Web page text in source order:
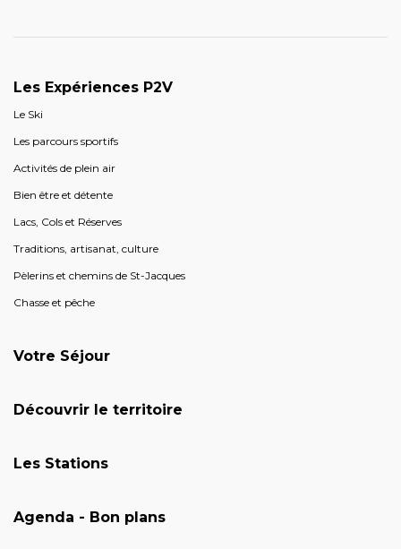
Les Expériences P2V
Le Ski
Les parcours sportifs
Activités de plein air
Bien être et détente
Lacs, Cols et Réserves
Traditions, artisanat, culture
Pèlerins et chemins de St-Jacques
Chasse et pêche
Votre Séjour
Découvrir le territoire
Les Stations
Agenda - Bon plans